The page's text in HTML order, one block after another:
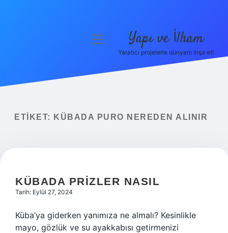
Yasal Uyarı
menüyü
Yapı ve İlham
Yaratıcı projelerle dünyanı inşa et!
ETIKET: KÜBADA PURO NEREDEN ALINIR
KÜBADA PRIZLER NASIL
Tarih: Eylül 27, 2024
Küba’ya giderken yanımıza ne almalı? Kesinlikle
mayo, gözlük ve su ayakkabısı getirmenizi